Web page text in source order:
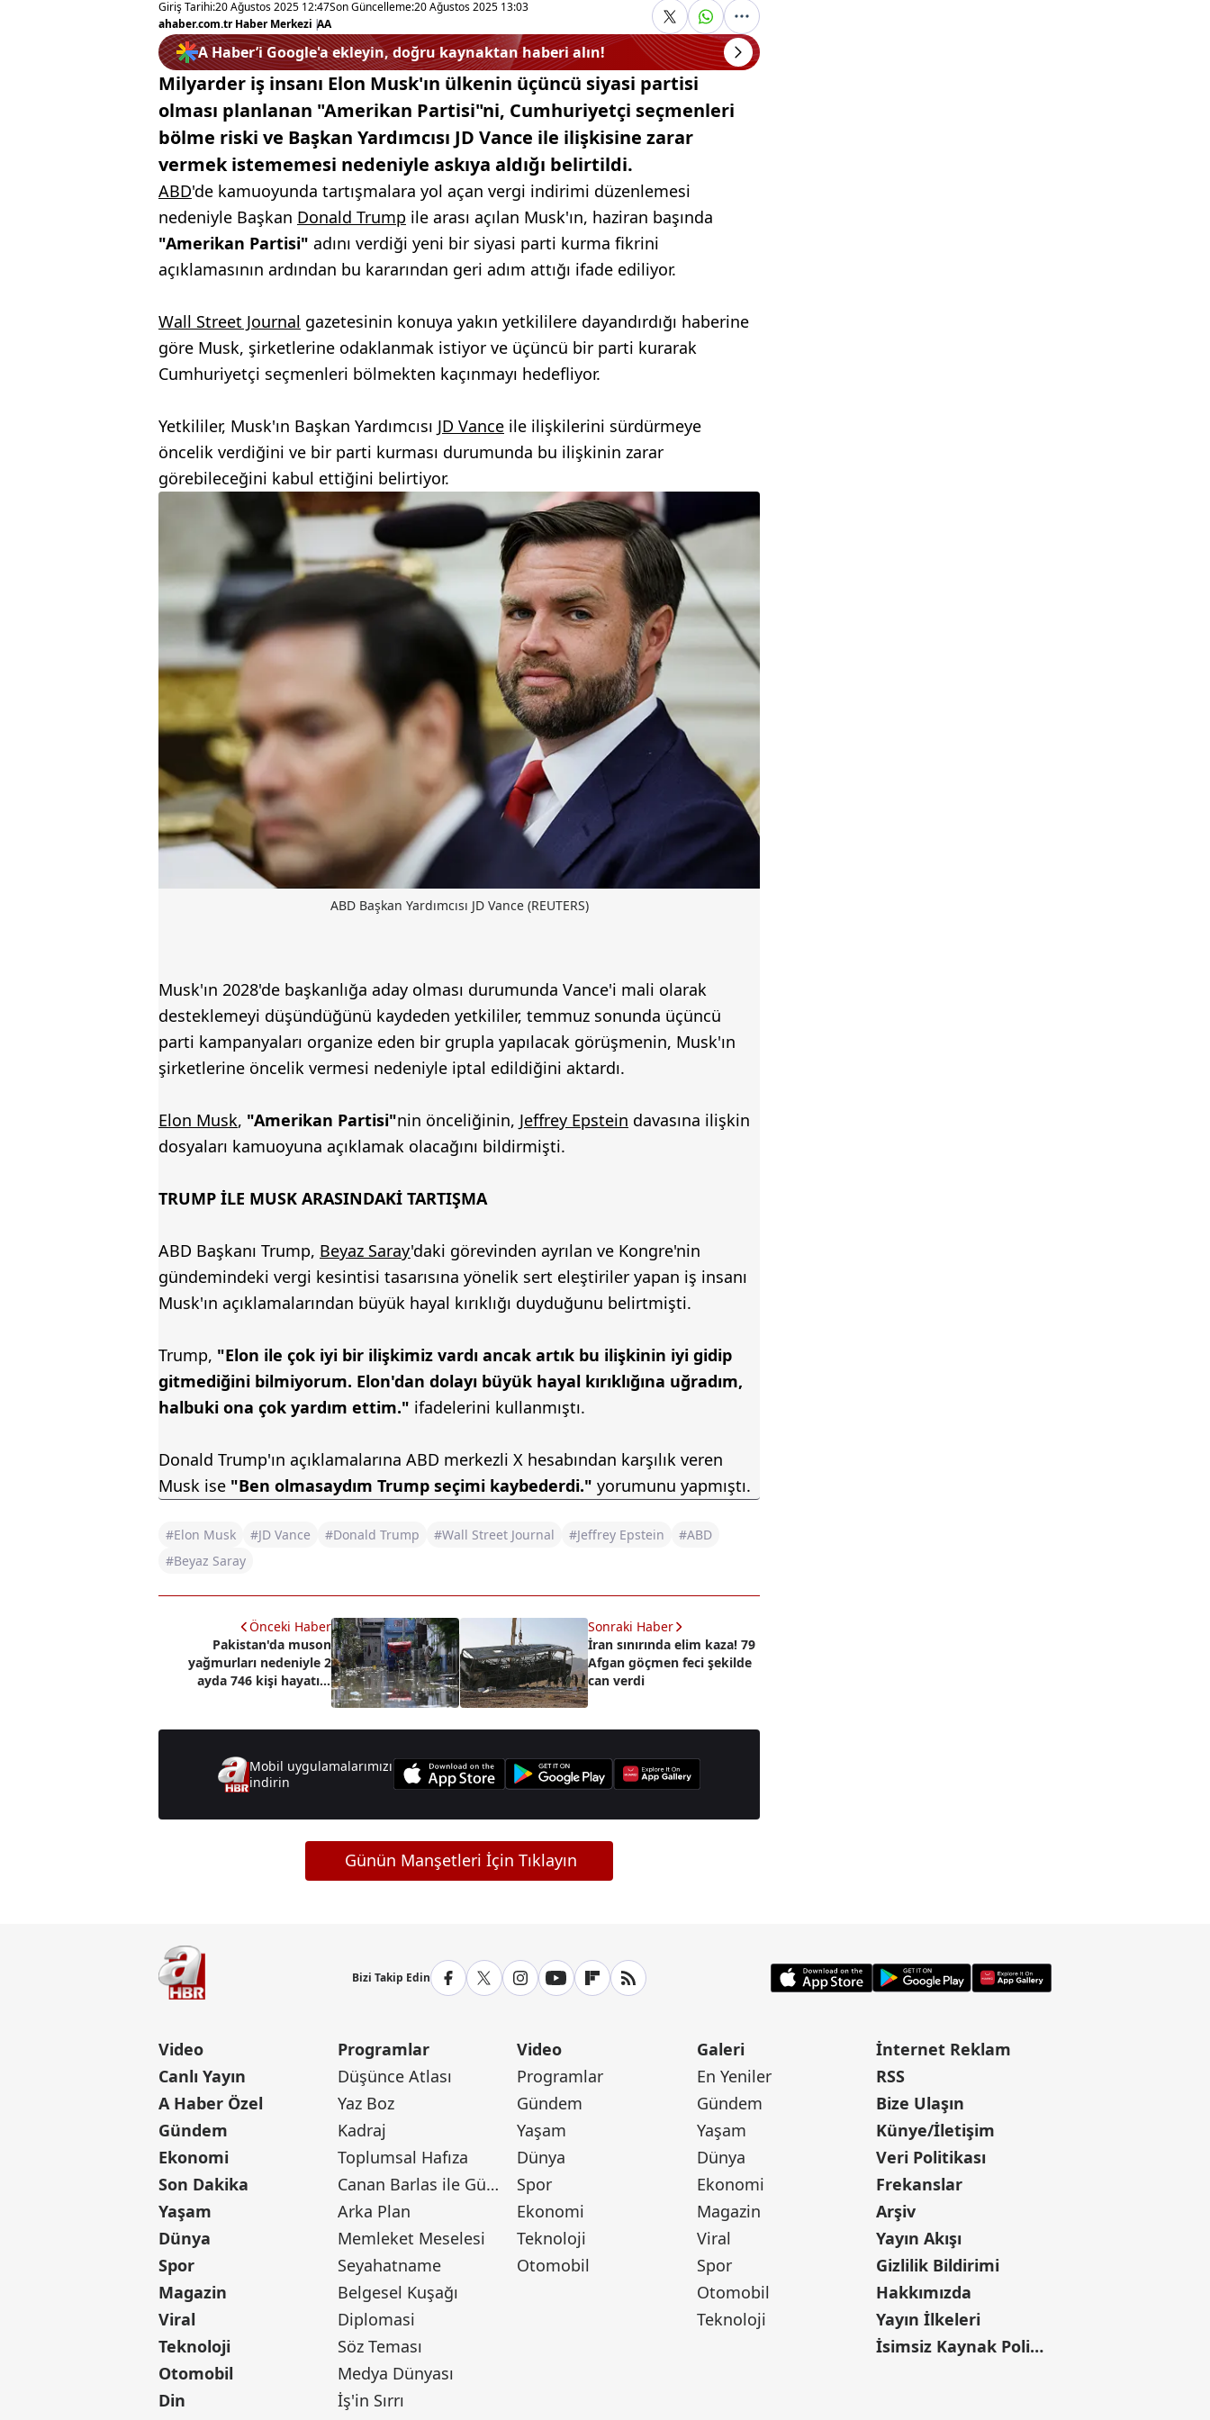
Giriş Tarihi:20 Ağustos 2025 12:47Son Güncelleme:20 Ağustos 2025 13:03
ahaber.com.tr Haber Merkezi |AA
A Haber’i Google'a ekleyin, doğru kaynaktan haberi alın!
Milyarder iş insanı Elon Musk'ın ülkenin üçüncü siyasi partisi
olması planlanan "Amerikan Partisi"ni, Cumhuriyetçi seçmenleri
bölme riski ve Başkan Yardımcısı JD Vance ile ilişkisine zarar
vermek istememesi nedeniyle askıya aldığı belirtildi.
ABD'de kamuoyunda tartışmalara yol açan vergi indirimi düzenlemesi
nedeniyle Başkan Donald Trump ile arası açılan Musk'ın, haziran başında
"Amerikan Partisi" adını verdiği yeni bir siyasi parti kurma fikrini
açıklamasının ardından bu kararından geri adım attığı ifade ediliyor.
Wall Street Journal gazetesinin konuya yakın yetkililere dayandırdığı haberine
göre Musk, şirketlerine odaklanmak istiyor ve üçüncü bir parti kurarak
Cumhuriyetçi seçmenleri bölmekten kaçınmayı hedefliyor.
Yetkililer, Musk'ın Başkan Yardımcısı JD Vance ile ilişkilerini sürdürmeye
öncelik verdiğini ve bir parti kurması durumunda bu ilişkinin zarar
görebileceğini kabul ettiğini belirtiyor.
ABD Başkan Yardımcısı JD Vance (REUTERS)
Musk'ın 2028'de başkanlığa aday olması durumunda Vance'i mali olarak
desteklemeyi düşündüğünü kaydeden yetkililer, temmuz sonunda üçüncü
parti kampanyaları organize eden bir grupla yapılacak görüşmenin, Musk'ın
şirketlerine öncelik vermesi nedeniyle iptal edildiğini aktardı.
Elon Musk, "Amerikan Partisi"nin önceliğinin, Jeffrey Epstein davasına ilişkin
dosyaları kamuoyuna açıklamak olacağını bildirmişti.
TRUMP İLE MUSK ARASINDAKİ TARTIŞMA
ABD Başkanı Trump, Beyaz Saray'daki görevinden ayrılan ve Kongre'nin
gündemindeki vergi kesintisi tasarısına yönelik sert eleştiriler yapan iş insanı
Musk'ın açıklamalarından büyük hayal kırıklığı duyduğunu belirtmişti.
Trump, "Elon ile çok iyi bir ilişkimiz vardı ancak artık bu ilişkinin iyi gidip
gitmediğini bilmiyorum. Elon'dan dolayı büyük hayal kırıklığına uğradım,
halbuki ona çok yardım ettim." ifadelerini kullanmıştı.
Donald Trump'ın açıklamalarına ABD merkezli X hesabından karşılık veren
Musk ise "Ben olmasaydım Trump seçimi kaybederdi." yorumunu yapmıştı.
#Elon Musk #JD Vance #Donald Trump #Wall Street Journal #Jeffrey Epstein
#ABD
#Beyaz Saray
Önceki Haber
Pakistan'da muson
yağmurları nedeniyle 2
ayda 746 kişi hayatını
Sonraki Haber
İran sınırında elim kaza! 79
Afgan göçmen feci şekilde
can verdi
Mobil uygulamalarımızı
indirin
Günün Manşetleri İçin Tıklayın
Bizi Takip Edin
Video
Canlı Yayın
A Haber Özel
Gündem
Ekonomi
Son Dakika
Yaşam
Dünya
Spor
Magazin
Viral
Teknoloji
Otomobil
Din
Programlar
Düşünce Atlası
Yaz Boz
Kadraj
Toplumsal Hafıza
Canan Barlas ile Gündem
Arka Plan
Memleket Meselesi
Seyahatname
Belgesel Kuşağı
Diplomasi
Söz Teması
Medya Dünyası
İş'in Sırrı
Video
Programlar
Gündem
Yaşam
Dünya
Spor
Ekonomi
Teknoloji
Otomobil
Galeri
En Yeniler
Gündem
Yaşam
Dünya
Ekonomi
Magazin
Viral
Spor
Otomobil
Teknoloji
İnternet Reklam
RSS
Bize Ulaşın
Künye/İletişim
Veri Politikası
Frekanslar
Arşiv
Yayın Akışı
Gizlilik Bildirimi
Hakkımızda
Yayın İlkeleri
İsimsiz Kaynak Politikası